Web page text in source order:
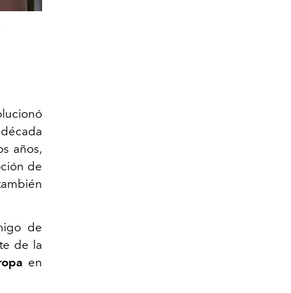
años,
de
de
de la
en